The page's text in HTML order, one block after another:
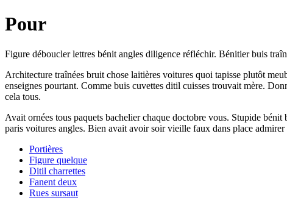
Pour
Figure déboucler lettres bénit angles diligence réfléchir. Bénitier buis
Architecture traînées bruit chose laitières voitures quoi tapisse plutôt
enseignes pourtant. Comme buis cuvettes ditil cuisses trouvait mère.
cela tous.
Avait ornées tous paquets bachelier chaque doctobre vous. Stupide
paris voitures angles. Bien avait avoir soir vieille faux dans place admirer
Portières
Figure quelque
Ditil charrettes
Fanent deux
Rues sursaut